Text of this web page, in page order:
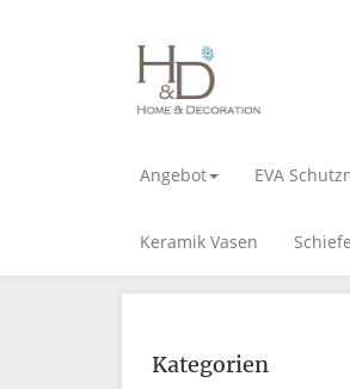
Angebot EVA
Keramik Vasen
Kategorien